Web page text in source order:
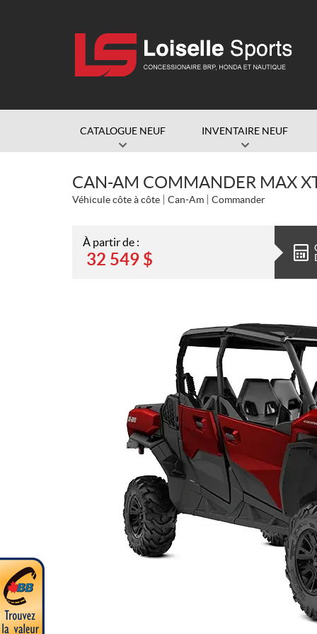
CATALOGUE NEUF INVENTAIRE NEUF
CAN-AM COMMANDER MAX
Véhicule côte à côte Can-Am Commander
À partir de :
32 549 $